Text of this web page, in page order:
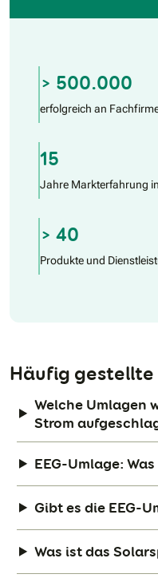
> 500.000
erfolgreich an
15
Jahre Markterfahrung
> 40
Produkte und
Häufig gestellte
Welche Umlagen
Strom
EEG-Umlage:
Gibt es die EEG-
Was ist das